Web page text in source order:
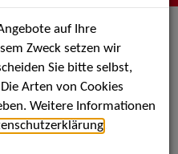
als PDF speichern
auf Ihre
Zweck setzen wir
Sie bitte selbst,
Arten von Cookies
Weitere Informationen